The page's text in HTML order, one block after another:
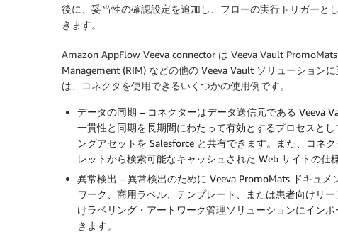
後に、妥当性の確認設定を追加し、フローの実行トリガーと
きます。
Amazon AppFlow Veeva connector は Veeva Vault
Management (RIM) などの他の Veeva Vault ソリューション
は、コネクタを使用できるいくつかの使用例です。
データの同期 – コネクターはデータ送信元である Veeva
一貫性と同期を長期間にわたって有効とするプロセスと
ングアセットを Salesforce と共有できます。また、コネ
レットから検索可能なキャッシュされた Web サイトの仕
異常検出 – 異常検出のために Veeva PromoMats ドキュメ
ワーク、商用ラベル、テンプレート、または患者向けリ
けラベリング・アートワーク管理ソリューションにイン
きます。